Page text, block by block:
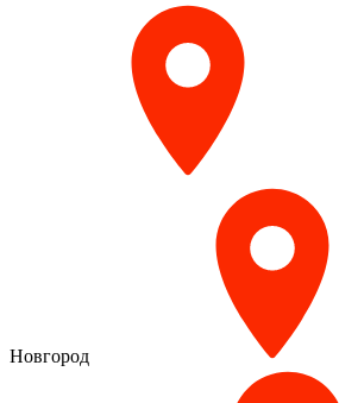
Новгород